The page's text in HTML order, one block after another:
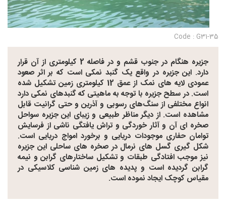
Code : G31-35
جزیره هنگام در جنوب قشم و در فاصله 2 کیلومتری از آن قرار
دارد. این جزیره در واقع یک گنبد نمکی است که بر اثر صعود
عمودی لایه های نمک از عمق 12 کیلومتری زمین تشکیل شده
است. در سطح جزیره با توجه به ماهیتی که گنبدهای نمکی دارد
انواع مختلفی از سنگ‌های رسوبی و آذرین و حتی گرانیت قابل
مشاهده است. از دیگر مناظر طبیعی و زیبای این جزیره سواحل
صخره ای آن و آثار خوردگی و تراش یافتگی ناشی از فرسایش
توامان حفاری موجودات دریایی و برخورد امواج دریایی است.
شکل گیری گسل های نرمال در صخره های ساحلی این جزیره
نیز موجب افتادگی طبقات و تشکیل ساختارهای گرابن و نیمه
گرابن گردیده است و پدیده های زمین شناسی کلاسیکی در
مقیاس کوچک ایجاد نموده است.